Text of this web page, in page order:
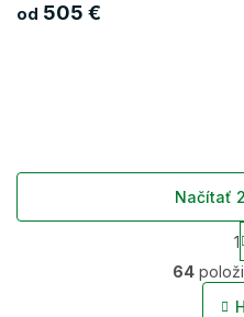
od 505 €
Načítať
1
64